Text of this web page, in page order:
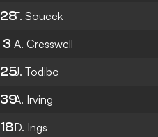
28T. Soucek
3 A. Cresswell
25J. Todibo
39A. Irving
18D. Ings